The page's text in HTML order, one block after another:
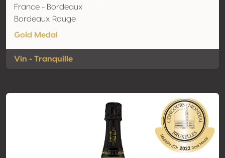
France - Bordeaux
Bordeaux Rouge
Gold Medal
Vin - Tranquille